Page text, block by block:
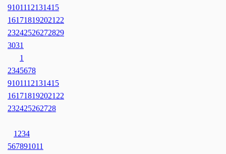
9101112131415
161718192021 22
23242526272829
3031
1
2345678
9101112131415
161718192021 22
232425262728
1 234
567891011